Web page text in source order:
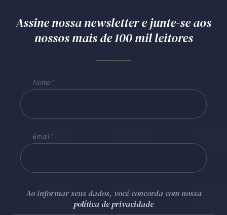
Assine nossa newsletter e junte-se aos
nossos mais de 100 mil leitores
Nome
Email
Ao informar seus dados, você concorda com nossa
política de privacidade